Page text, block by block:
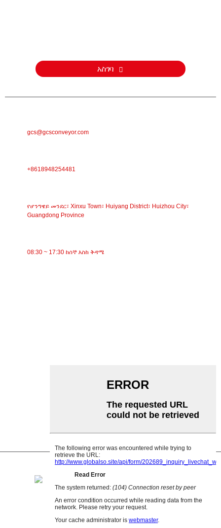
አስገባ
gcs@gcsconveyor.com
+8618948254481
የሆንግዌይ መንደር፣ Xinxu Town፣ Huiyang District፣ Huizhou City፣
Guangdong Province
08:30 ~ 17:30 ከሰኞ እስከ ቅዳሜ
የማጓጓዣ ሮለር ቅንፍ